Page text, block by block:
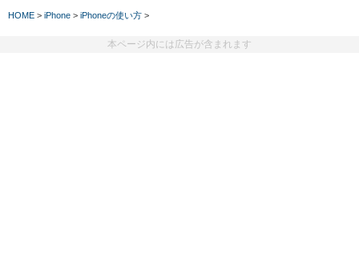
HOME > iPhone > iPhoneの使い方 >
本ページ内には広告が含まれます